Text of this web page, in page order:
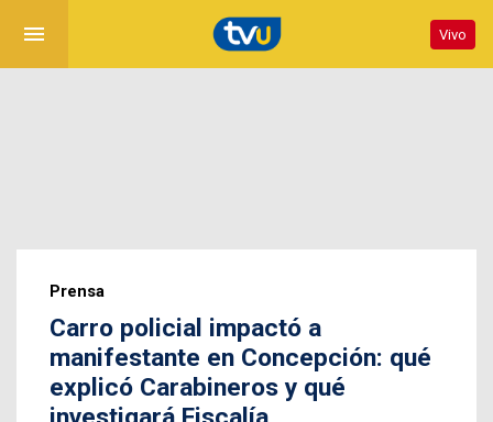
menu Vivo
Prensa
Carro policial impactó a
manifestante en Concepción: qué
explicó Carabineros y qué